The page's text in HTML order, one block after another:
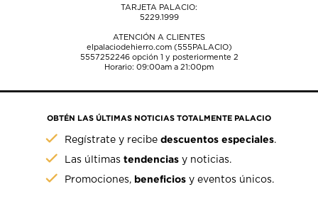
TARJETA PALACIO:
5229.1999
ATENCIÓN A CLIENTES
elpalaciodehierro.com (555PALACIO)
5557252246opción 1 y posteriormente 2
Horario: 09:00am a 21:00pm
OBTÉN LAS ÚLTIMAS NOTICIAS TOTALMENTE PALACIO
Regístrate y recibedescuentos especiales.
Las últimastendencias y noticias.
Promociones, beneficios y eventos únicos.